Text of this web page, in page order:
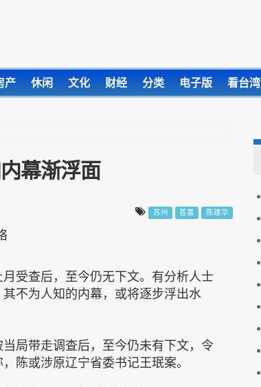
产 休闲 文化 财经 分类 电子版 看台湾
幕渐浮面
苏州 首富 陈建华
受查后，至今仍无下文。有分析人士
不为人知的内幕，或将逐步浮出水
局带走调查后，至今仍未有下文，令
陈或涉原辽宁省委书记王珉案。